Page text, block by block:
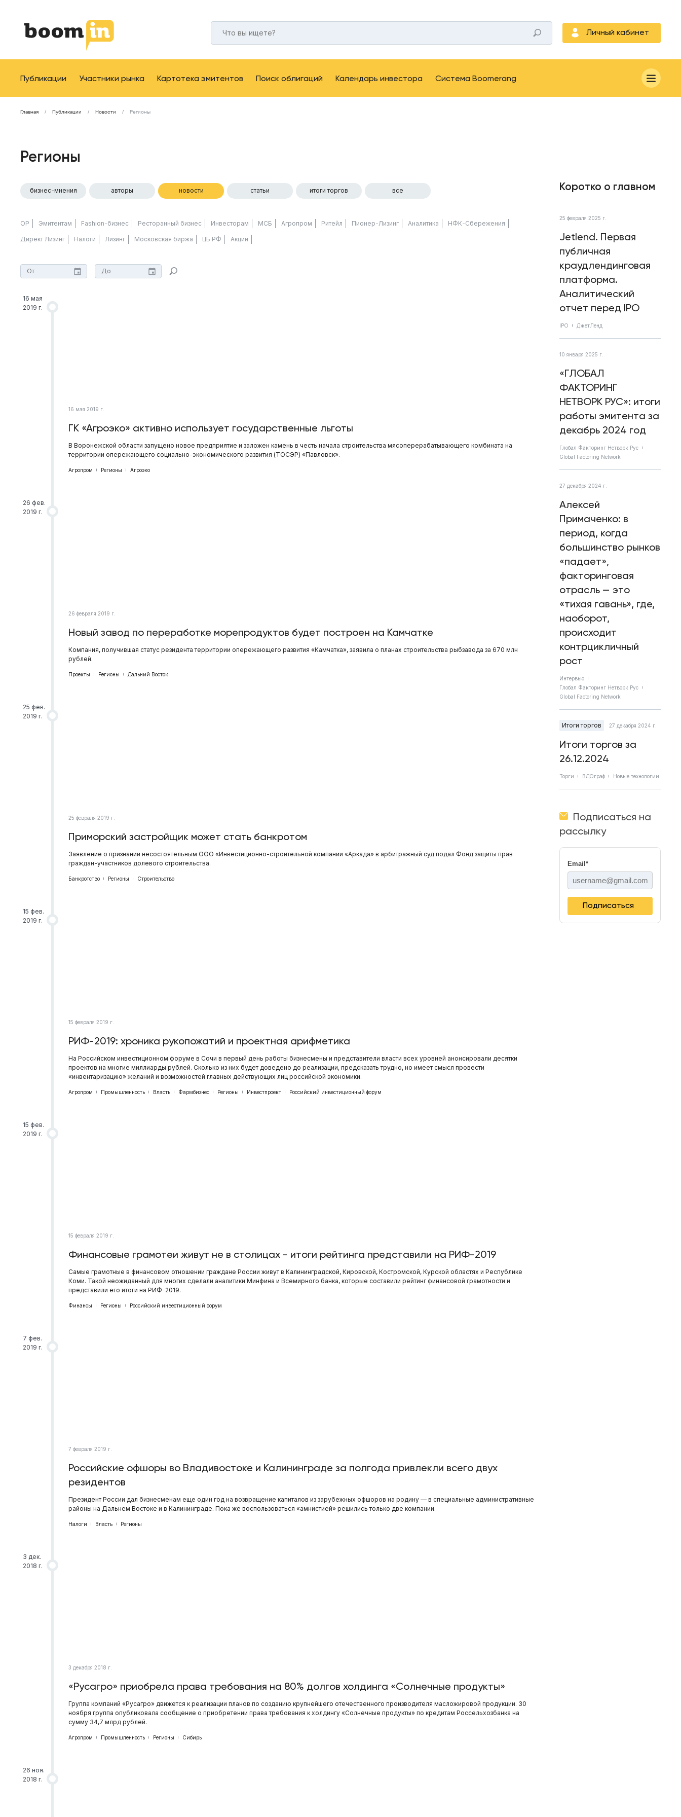
Личный кабинет
Публикации Участники рынка Картотека эмитентов Поиск облигаций Календарь инвестора Система Boomerang
Главная Публикации Новости Регионы
Регионы
бизнес-мнения авторы новости статьи итоги торгов все
ОР Эмитентам Fashion-бизнес Ресторанный бизнес Инвесторам МСБ Агропром Ритейл Пионер-Лизинг Аналитика НФК-Сбережения
Директ Лизинг Налоги Лизинг Московская биржа ЦБ РФ Акции
16 мая
2019 г.
16 мая 2019 г.
ГК «Агроэко» активно использует государственные льготы
В Воронежской области запущено новое предприятие и заложен камень в честь начала строительства мясоперерабатывающего комбината на
территории опережающего социально-экономического развития (ТОСЭР) «Павловск».
Агропром Регионы Агроэко
26 фев.
2019 г.
26 февраля 2019 г.
Новый завод по переработке морепродуктов будет построен на Камчатке
Компания, получившая статус резидента территории опережающего развития «Камчатка», заявила о планах строительства рыбзавода за 670 млн
рублей.
Проекты Регионы Дальний Восток
25 фев.
2019 г.
25 февраля 2019 г.
Приморский застройщик может стать банкротом
Заявление о признании несостоятельным ООО «Инвестиционно-строительной компании «Аркада» в арбитражный суд подал Фонд защиты прав
граждан-участников долевого строительства.
Банкротство Регионы Строительство
15 фев.
2019 г.
15 февраля 2019 г.
РИФ-2019: хроника рукопожатий и проектная арифметика
На Российском инвестиционном форуме в Сочи в первый день работы бизнесмены и представители власти всех уровней анонсировали десятки
проектов на многие миллиарды рублей. Сколько из них будет доведено до реализации, предсказать трудно, но имеет смысл провести
«инвентаризацию» желаний и возможностей главных действующих лиц российской экономики.
Агропром Промышленность Власть Фармбизнес Регионы Инвестпроект Российский инвестиционный форум
15 фев.
2019 г.
15 февраля 2019 г.
Финансовые грамотеи живут не в столицах - итоги рейтинга представили на РИФ-2019
Самые грамотные в финансовом отношении граждане России живут в Калининградской, Кировской, Костромской, Курской областях и Республике
Коми. Такой неожиданный для многих сделали аналитики Минфина и Всемирного банка, которые составили рейтинг финансовой грамотности и
представили его итоги на РИФ-2019.
Финансы Регионы Российский инвестиционный форум
7 фев.
2019 г.
7 февраля 2019 г.
Российские офшоры во Владивостоке и Калининграде за полгода привлекли всего двух
резидентов
Президент России дал бизнесменам еще один год на возвращение капиталов из зарубежных офшоров на родину — в специальные административные
районы на Дальнем Востоке и в Калининграде. Пока же воспользоваться «амнистией» решились только две компании.
Налоги Власть Регионы
3 дек.
2018 г.
3 декабря 2018 г.
«Русагро» приобрела права требования на 80% долгов холдинга «Солнечные продукты»
Группа компаний «Русагро» движется к реализации планов по созданию крупнейшего отечественного производителя масложировой продукции. 30
ноября группа опубликовала сообщение о приобретении права требования к холдингу «Солнечные продукты» по кредитам Россельхозбанка на
сумму 34,7 млрд рублей.
Агропром Промышленность Регионы Сибирь
26 ноя.
2018 г.
Коротко о главном
25 февраля 2025 г.
Jetlend. Первая
публичная
краудлендинговая
платформа.
Аналитический
отчет перед IPO
IPO ДжетЛенд
10 января 2025 г.
«ГЛОБАЛ
ФАКТОРИНГ
НЕТВОРК РУС»: итоги
работы эмитента за
декабрь 2024 год
Глобал Факторинг Нетворк Рус
Global Factoring Network
27 декабря 2024 г.
Алексей
Примаченко: в
период, когда
большинство рынков
«падает»,
факторинговая
отрасль — это
«тихая гавань», где,
наоборот,
происходит
контрцикличный
рост
Интервью
Глобал Факторинг Нетворк Рус
Global Factoring Network
Итоги торгов 27 декабря 2024 г.
Итоги торгов за
26.12.2024
Торги ВДОграф Новые технологии
Подписаться на
рассылку
Email *
Подписаться